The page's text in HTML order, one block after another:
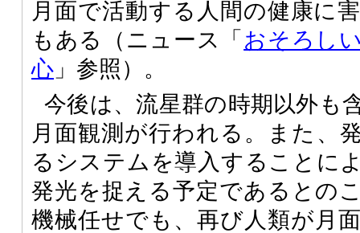
月面で活動する人間の健康に
もある（ニュース「 おそろし
心 」参照）。
今後は、流星群の時期以外も
月面観測が行われる。また、
るシステムを導入することに
発光を捉える予定であるとの
機械任せでも、再び人類が月